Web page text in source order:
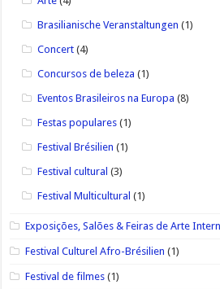
Brasilianische Veranstaltungen (1)
Concert (4)
Concursos de beleza (1)
Eventos Brasileiros na Europa (8)
Festas populares (1)
Festival Brésilien (1)
Festival cultural (3)
Festival Multicultural (1)
Exposições, Salões & Feiras de Arte
Festival Culturel Afro-Brésilien (1)
Festival de filmes (1)